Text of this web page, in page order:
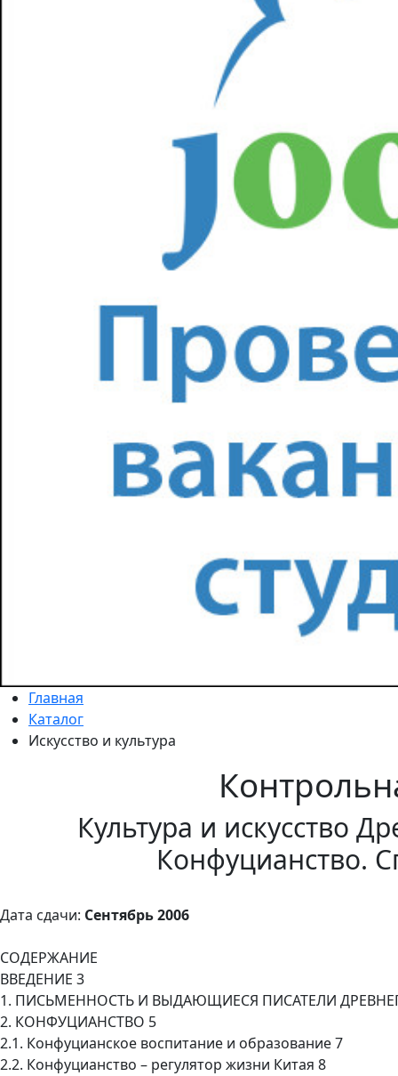
Главная
Каталог
Искусство и культура
Культура и искусство
Конфуцианство.
Дата сдачи: Сентябрь 2006
СОДЕРЖАНИЕ
ВВЕДЕНИЕ 3
1. ПИСЬМЕННОСТЬ И ВЫДАЮЩИЕСЯ ПИСАТЕЛИ
2. КОНФУЦИАНСТВО 5
2.1. Конфуцианское воспитание и образование 7
2.2. Конфуцианство – регулятор жизни Китая 8